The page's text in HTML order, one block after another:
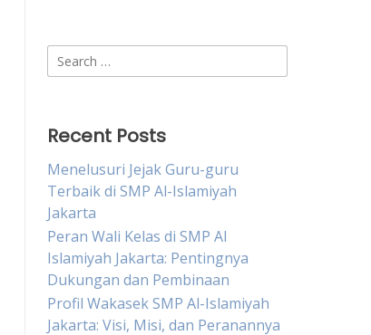
Search
for:
Recent Posts
Menelusuri Jejak Guru-guru
Terbaik di SMP Al-Islamiyah
Jakarta
Peran Wali Kelas di SMP Al
Islamiyah Jakarta: Pentingnya
Dukungan dan Pembinaan
Profil Wakasek SMP Al-Islamiyah
Jakarta: Visi, Misi, dan Peranannya